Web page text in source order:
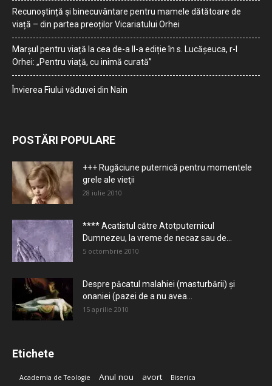
Recunoștință și binecuvântare pentru mamele dătătoare de
viață – din partea preoților Vicariatului Orhei
Marșul pentru viață la cea de-a II-a ediție în s. Lucășeuca, r-l
Orhei: „Pentru viață, cu inimă curată”
Învierea Fiului văduvei din Nain
POSTĂRI POPULARE
+++ Rugăciune puternică pentru momentele
grele ale vieţii
28 iulie 2010
**** Acatistul către Atotputernicul
Dumnezeu, la vreme de necaz sau de...
5 octombrie 2010
Despre păcatul malahiei (masturbării) şi
onaniei (pazei de a nu avea...
15 aprilie 2010
Etichete
Academia de Teologie Anul nou avort Biserica